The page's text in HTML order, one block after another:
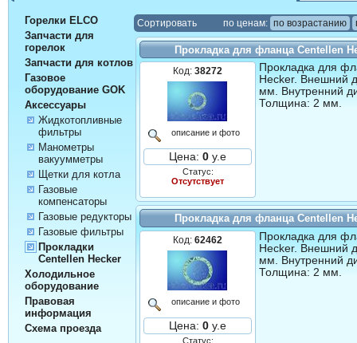
Горелки ELCO
Запчасти для
горелок
Запчасти для котлов
Газовое
оборудование GOK
Аксессуары
Жидкотопливные
фильтры
Манометры
вакуумметры
Щетки для котла
Газовые
компенсаторы
Газовые редукторы
Газовые фильтры
Прокладки
Centellen Hecker
Холодильное
оборудование
Правовая
информация
Схема проезда
Cортировать по ценам: по возрастанию
Прокладка для фланца Centellen
Код:38272
описание и фото
Цена: 0 у.е
Статус:
Отсутствует
Прокладка для
Hecker. Внешний
мм. Внутренний
Толщина: 2 мм.
Прокладка для фланца Centellen
Код:62462
описание и фото
Цена: 0 у.е
Статус:
Прокладка для
Hecker. Внешний
мм. Внутренний
Толщина: 2 мм.